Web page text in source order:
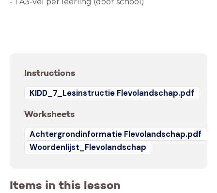
Instructions
KIDD_7_Lesinstructie Flevolandschap.pdf
Worksheets
Achtergrondinformatie Flevolandschap.pdf
Woordenlijst_Flevolandschap
Items in this lesson